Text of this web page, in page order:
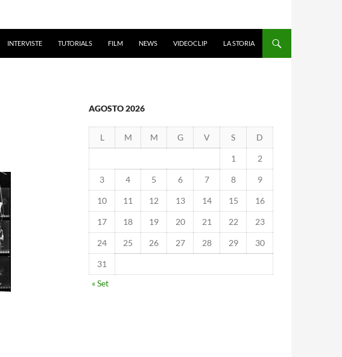
INTERVISTE TUTORIALS FILM NEWS VIDEOCLIP LA STORIA
AGOSTO 2026
L M M G V S D
1 2
3 4 5 6 7 8 9
10 11 12 13 14 15 16
17 18 19 20 21 22 23
24 25 26 27 28 29 30
31
« Set